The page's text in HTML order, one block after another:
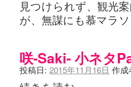
見つけられず、観光
が、無謀にも慕マラ
咲-Saki- 小ネタ
投稿日: 2015年11月16日 作成